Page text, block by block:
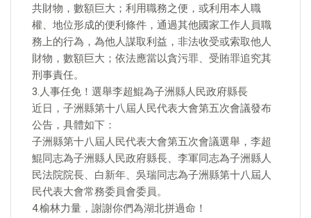
共財物，數額巨大；利用職務之便，或利用本人職
權、地位形成的便利條件，通過其他國家工作人員職
務上的行為，為他人謀取利益，非法收受或索取他人
財物，數額巨大；依法應當以貪污罪、受賄罪追究其
刑事責任。
3.人事任免！選舉李超鯤為子洲縣人民政府縣長
近日，子洲縣第十八屆人民代表大會第五次會議發布
公告，具體如下：
子洲縣第十八屆人民代表大會第五次會議選舉，李超
鯤同志為子洲縣人民政府縣長、李軍同志為子洲縣人
民法院院長、白新年、吳瑞同志為子洲縣第十八屆人
民代表大會常務委員會委員。
4.榆林力量，謝謝你們為湖北拼過命！